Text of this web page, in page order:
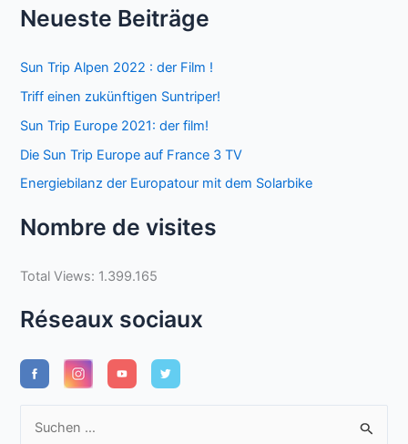
Neueste Beiträge
Sun Trip Alpen 2022 : der Film !
Triff einen zukünftigen Suntriper!
Sun Trip Europe 2021: der film!
Die Sun Trip Europe auf France 3 TV
Energiebilanz der Europatour mit dem Solarbike
Nombre de visites
Total Views: 1.399.165
Réseaux sociaux